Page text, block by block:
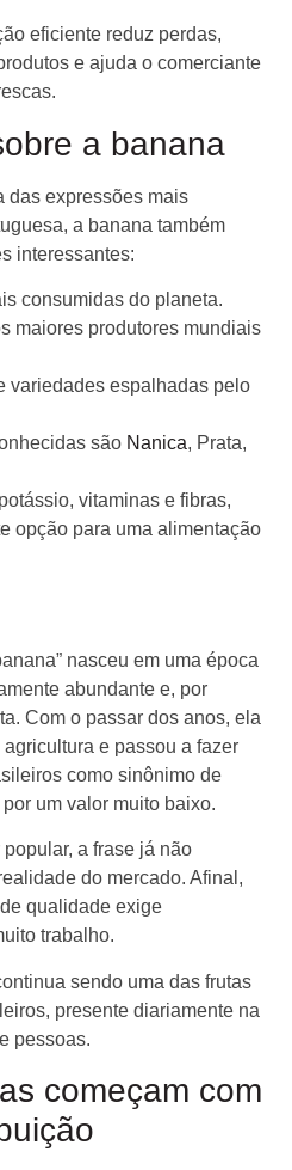
eficiente reduz perdas,
e ajuda o comerciante
a banana
das expressões mais
a banana também
interessantes:
consumidas do planeta.
maiores produtores mundiais
variedades espalhadas pelo
são Nanica, Prata,
vitaminas e fibras,
opção para uma alimentação
nasceu em uma época
abundante e, por
Com o passar dos anos, ela
e passou a fazer
como sinônimo de
um valor muito baixo.
a frase já não
do mercado. Afinal,
qualidade exige
trabalho.
sendo uma das frutas
presente diariamente na
pessoas.
começam com